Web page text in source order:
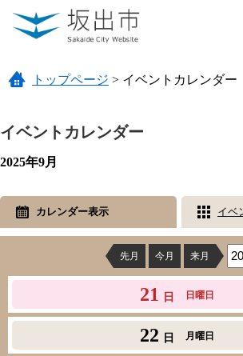
ページの先頭です。
メニューを飛ばして本文へ
トップページ > イベントカレンダー
イベントカレンダー
2025年9月
カレンダー表示 イベ
先月 今月 来月
21 日 日曜日
22 日 月曜日